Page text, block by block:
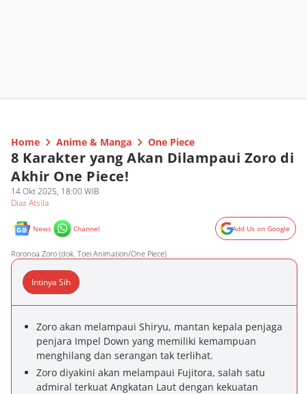
Home Anime & Manga One Piece
8 Karakter yang Akan Dilampaui Zoro di
Akhir One Piece!
14 Okt 2025, 18:00 WIB
Diaz Atsila
News Channel Add Us on Google
Roronoa Zoro (dok. Toei Animation/One Piece)
Intinya Sih
Zoro akan melampaui Shiryu, mantan kepala penjaga
penjara Impel Down yang memiliki kemampuan
menghilang dan serangan tak terlihat.
Zoro diyakini akan melampaui Fujitora, salah satu
admiral terkuat Angkatan Laut dengan kekuatan